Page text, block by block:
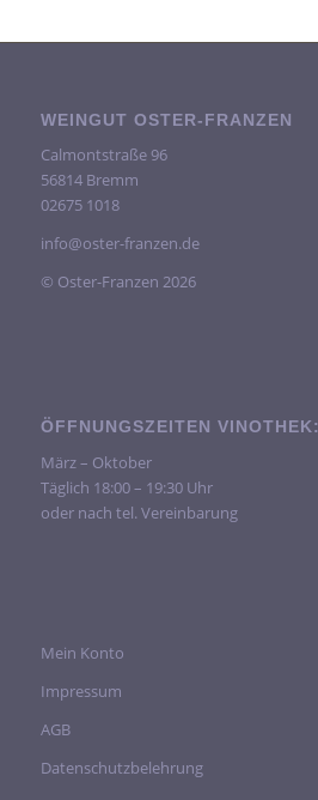
WEINGUT OSTER-FRANZEN
Calmontstraße 96
56814 Bremm
02675 1018
info@oster-franzen.de
© Oster-Franzen 2026
ÖFFNUNGSZEITEN VINOTHEK:
März – Oktober
Täglich 18:00 – 19:30 Uhr
oder nach tel. Vereinbarung
Mein Konto
Impressum
AGB
Datenschutzbelehrung